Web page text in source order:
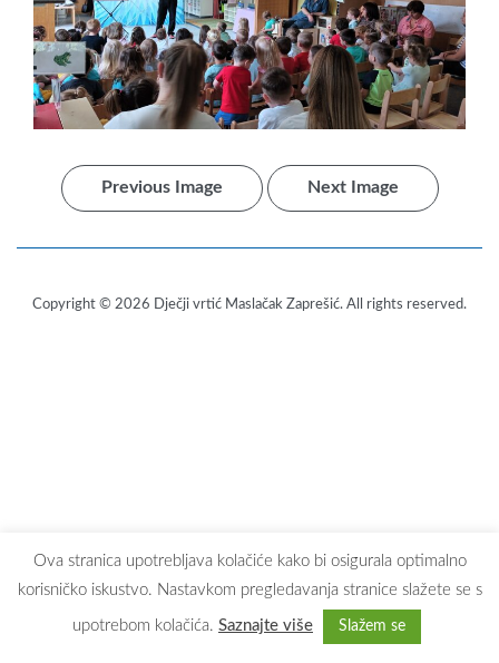
Previous Image Next Image
Copyright © 2026 Dječji vrtić Maslačak Zaprešić. All rights reserved.
Ova stranica upotrebljava kolačiće kako bi osigurala optimalno
korisničko iskustvo. Nastavkom pregledavanja stranice slažete se s
upotrebom kolačića. Saznajte više Slažem se